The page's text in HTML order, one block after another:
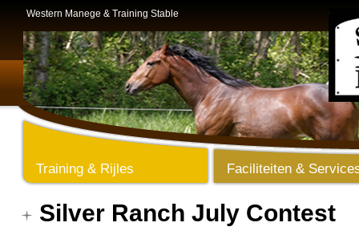
Western Manege & Training Stable
Training & Rijles Faciliteiten &
Silver Ranch July Contest